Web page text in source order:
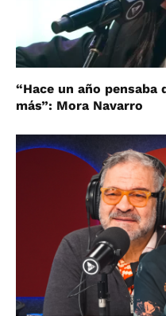
“Hace un año
más”: Mora Navarro